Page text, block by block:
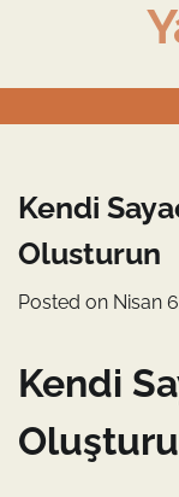
Kendi
Olusturun
Posted on Nisan
Kendi